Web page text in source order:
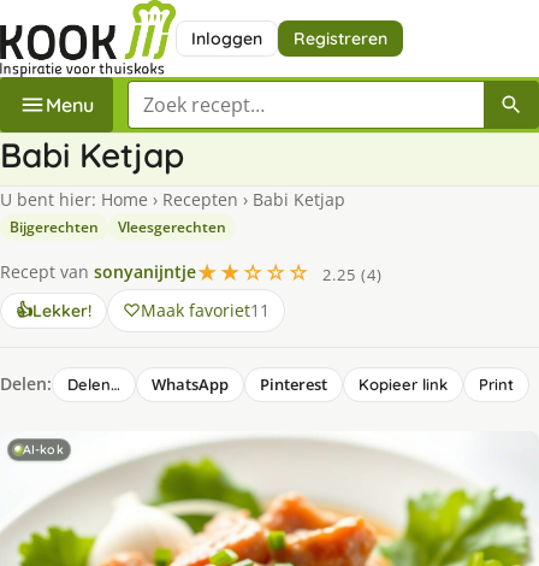
Inloggen Registreren
Menu Zoek een recept
Babi Ketjap
U bent hier: Home › Recepten › Babi Ketjap
Bijgerechten Vleesgerechten
Recept van sonyanijntje★★☆☆☆
2.25 (4)
👍Lekker! Maak favoriet11
Delen: Delen… WhatsApp Pinterest Kopieer link Print
AI-kok